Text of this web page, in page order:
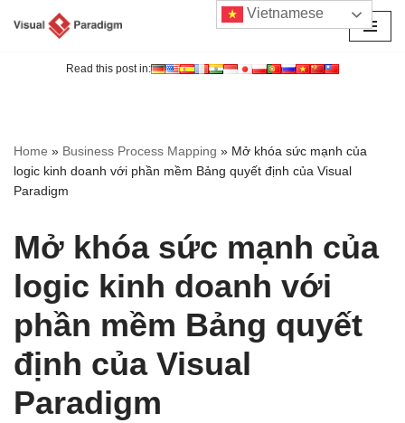
Read this post in:
Home » Business Process Mapping » Mở khóa sức mạnh của
logic kinh doanh với phần mềm Bảng quyết định của Visual
Paradigm
Mở khóa sức mạnh của
logic kinh doanh với
phần mềm Bảng quyết
định của Visual
Paradigm
Vietnamese